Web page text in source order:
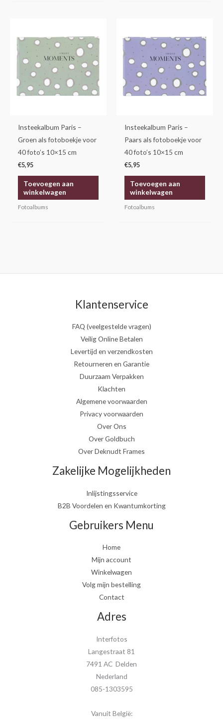
Insteekalbum Paris –
Groen als fotoboekje voor
40 foto’s 10×15 cm
€5,95
Toevoegen aan
winkelwagen
Fotoalbums
Insteekalbum Paris –
Paars als fotoboekje voor
40 foto’s 10×15 cm
€5,95
Toevoegen aan
winkelwagen
Fotoalbums
Klantenservice
FAQ (veelgestelde vragen)
Veilig Online Betalen
Levertijd en verzendkosten
Retourneren en Garantie
Duurzaam Verpakken
Klachten
Algemene voorwaarden
Privacy voorwaarden
Over Ons
Over Goldbuch
Over Deknudt Frames
Zakelijke Mogelijkheden
Inlijstingsservice
B2B Voordelen en Kwantumkorting
Gebruikers Menu
Home
Mijn account
Winkelwagen
Volg mijn bestelling
Contact
Adres
Interfotos
Langestraat 81
7491 AC Delden
Nederland
085-1303595
Vanuit België: